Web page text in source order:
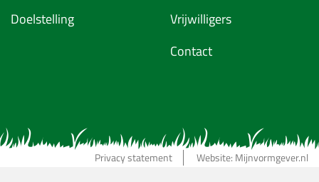
Doelstelling
Vrijwilligers
Contact
Privacy statement Website: Mijnvormgever.nl